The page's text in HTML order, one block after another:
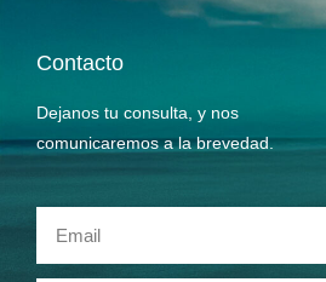
Contacto
Dejanos tu consulta, y nos
comunicaremos a la brevedad.